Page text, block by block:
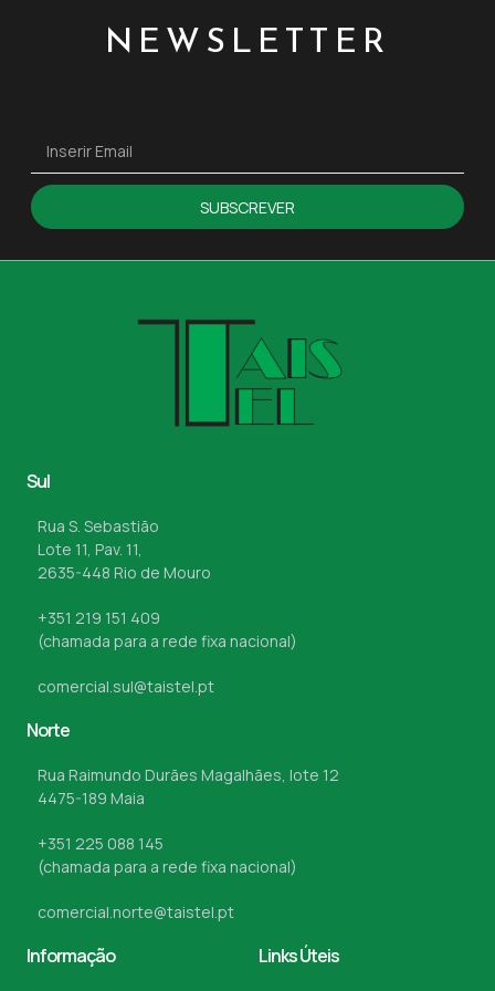
NEWSLETTER
SUBSCREVER
Sul
Rua S. Sebastião
Lote 11, Pav. 11,
2635-448 Rio de Mouro
+351 219 151 409
(chamada para a rede fixa nacional)
comercial.sul@taistel.pt
Norte
Rua Raimundo Durães Magalhães, lote 12
4475-189 Maia
+351 225 088 145
(chamada para a rede fixa nacional)
comercial.norte@taistel.pt
Informação Links Úteis